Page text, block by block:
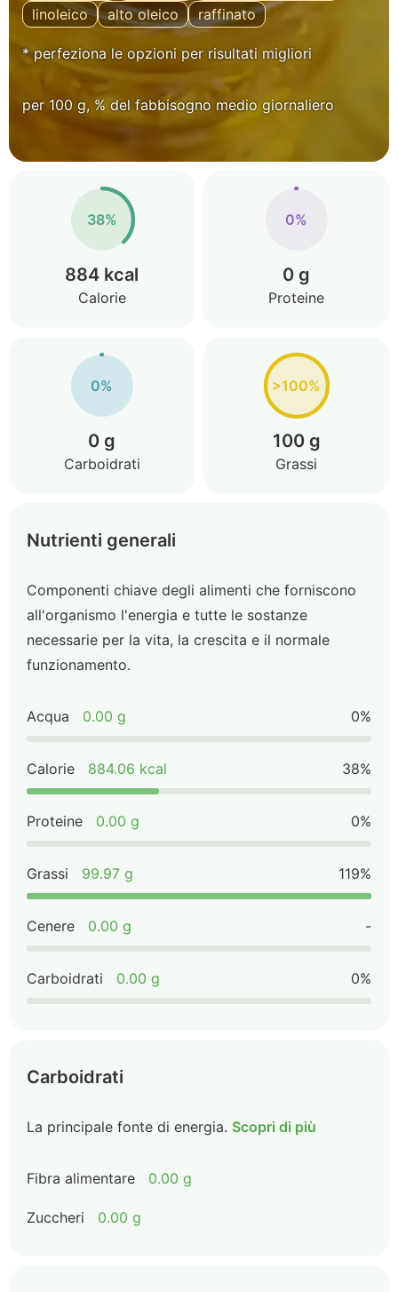
linoleico
alto oleico raffinato
* perfeziona le opzioni per risultati migliori
per 100 g, % del fabbisogno medio giornaliero
38%
884 kcal
Calorie
0%
0 g
Proteine
0%
0 g
Carboidrati
>100%
100 g
Grassi
Nutrienti generali
Componenti chiave degli alimenti che forniscono
all'organismo l'energia e tutte le sostanze
necessarie per la vita, la crescita e il normale
funzionamento.
Acqua 0.00 g 0%
Calorie 884.06 kcal 38%
Proteine 0.00 g 0%
Grassi 99.97 g 119%
Cenere 0.00 g -
Carboidrati 0.00 g 0%
Carboidrati
La principale fonte di energia. Scopri di più
Fibra alimentare 0.00 g
Zuccheri 0.00 g